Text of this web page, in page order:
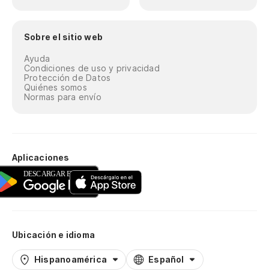
Sobre el sitio web
Ayuda
Condiciones de uso y privacidad
Protección de Datos
Quiénes somos
Normas para envío
Aplicaciones
Ubicación e idioma
Hispanoamérica Español